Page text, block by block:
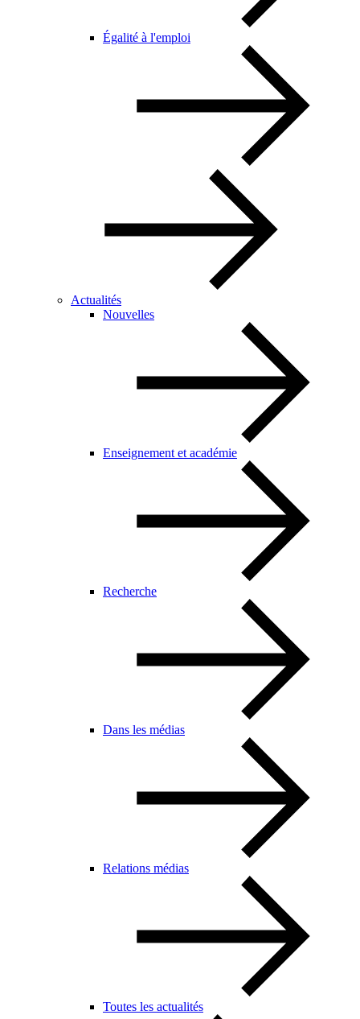
Égalité à l'emploi
Actualités
Nouvelles
Enseignement et académie
Recherche
Dans les médias
Relations médias
Toutes les actualités